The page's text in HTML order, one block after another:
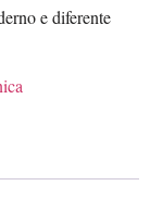
e diferente